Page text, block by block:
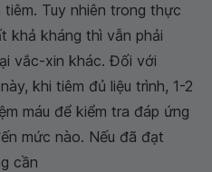
Tuy nhiên trong thực
khả kháng thì vẫn phải
vắc-xin khác. Đối với
khi tiêm đủ liệu trình, 1-2
máu để kiểm tra đáp ứng
mức nào. Nếu đã đạt
cần